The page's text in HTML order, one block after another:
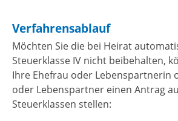
Verfahrensablauf
Möchten Sie die bei Heirat
Steuerklasse IV nicht beibehalten,
Ihre Ehefrau oder Lebenspartnerin
oder Lebenspartner einen Antrag
Steuerklassen stellen: